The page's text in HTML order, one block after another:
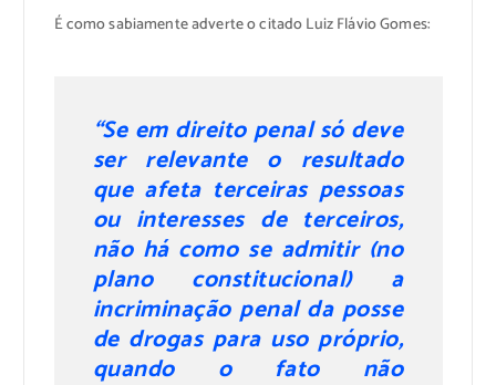
É como sabiamente adverte o citado Luiz Flávio Gomes:
“Se em direito penal só deve
ser relevante o resultado
que afeta terceiras pessoas
ou interesses de terceiros,
não há como se admitir (no
plano constitucional) a
incriminação penal da posse
de drogas para uso próprio,
quando o fato não